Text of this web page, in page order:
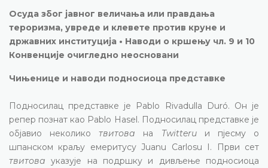
Осуда због јавног величања или правдања
тероризма, увреде и клевете против круне и
државних институција • Наводи о кршењу чл. 9 и 10
Конвенције очигледно неосновани
Чињенице и наводи подносиоца представке
Подносилац представке је Pablo Rivadulla Duró. Он је
репер познат као Pablo Hasel. Подносилац представке је
објавио неколикотвитова на Twitteru и пјесму о
шпанском краљу емеритусу Juanu Carlosu I. Први сет
твитовауказује на подршку и дивљење подносиоца